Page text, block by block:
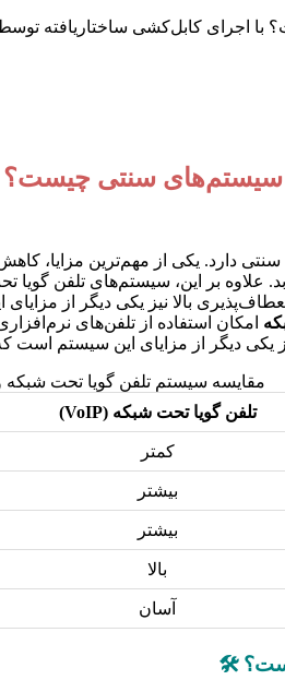
اجرای کابل‌کشی ساختاریافته
سیستم‌های سنتی
دارد. یکی از مهم‌ترین مزایا،
بر این، سیستم‌های تلفن گویا
بالا نیز یکی دیگر از
مقایسه سیستم تلفن گویا تحت
تلفن گویا تحت شبکه (VoIP)
کمتر
بیشتر
بیشتر
بالا
آسان
است؟ 🛠️